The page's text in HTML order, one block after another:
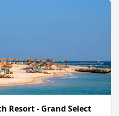
Resort - Grand Select